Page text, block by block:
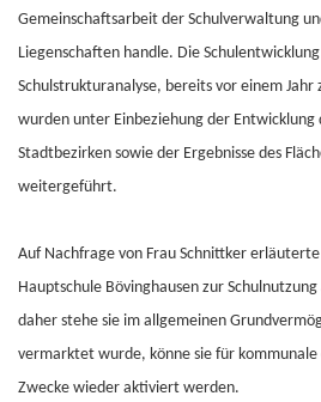
Gemeinschaftsarbeit der Schulverwaltung
Liegenschaften handle. Die
Schulstrukturanalyse, bereits vor einem
wurden unter Einbeziehung der Entwicklung
Stadtbezirken sowie der Ergebnisse des
weitergeführt.
Auf Nachfrage von Frau Schnittker
Hauptschule Bövinghausen zur
daher stehe sie im allgemeinen
vermarktet wurde, könne sie für
Zwecke wieder aktiviert werden.